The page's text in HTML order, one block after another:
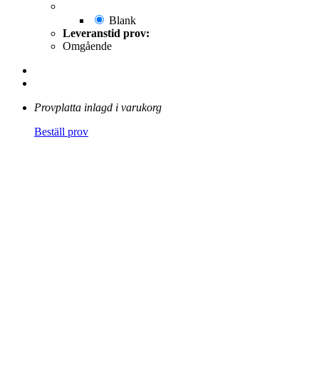
Blank
Leveranstid prov:
Omgående
Provplatta inlagd i varukorg
Beställ prov